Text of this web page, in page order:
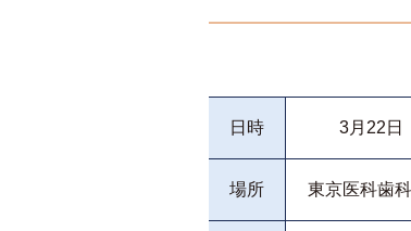
日時 3月22日
場所 東京医科歯